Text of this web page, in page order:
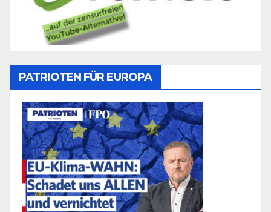
PATRIOTEN FÜR EUROPA